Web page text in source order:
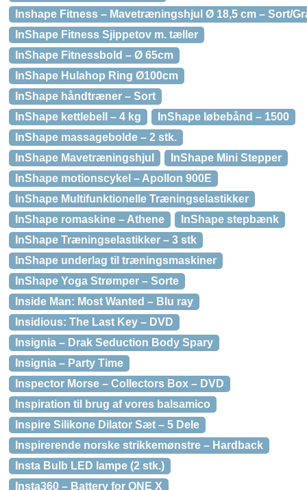
Inshape Fitness – Mavetræningshjul Ø 18,5 cm – Sort/
InShape Fitness Sjippetov m. tæller
InShape Fitnessbold – Ø 65cm
InShape Hulahop Ring Ø100cm
InShape håndtræner – Sort
InShape kettlebell – 4 kg
InShape løbebånd – 1500
InShape massagebolde – 2 stk.
InShape Mavetræningshjul
InShape Mini Stepper
InShape motionscykel – Apollon 900E
InShape Multifunktionelle Træningselastikker
InShape romaskine – Athene
InShape stepbænk
InShape Træningselastikker – 3 stk
InShape underlag til træningsmaskiner
InShape Yoga Strømper – Sorte
Inside Man: Most Wanted – Blu ray
Insidious: The Last Key – DVD
Insignia – Drak Seduction Body Spary
Insignia – Party Time
Inspector Morse – Collectors Box – DVD
Inspiration til brug af vores balsamico
Inspire Silikone Dilator Sæt – 5 Dele
Inspirerende norske strikkemønstre – Hardback
Insta Bulb LED lampe (2 stk.)
Insta360 – Battery for ONE X